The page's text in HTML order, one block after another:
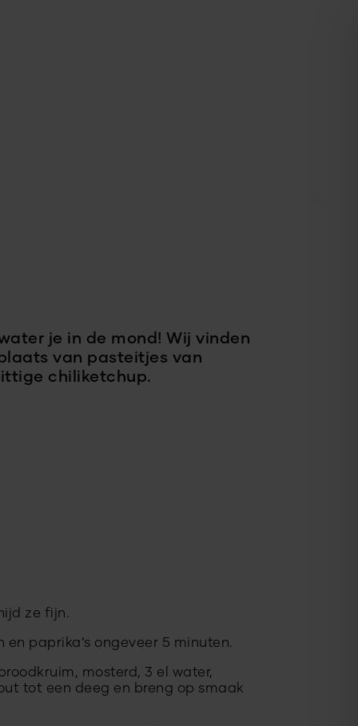
je in de mond! Wij vinden
van pasteitjes van
chiliketchup.
ze fijn.
paprika’s ongeveer 5 minuten.
mosterd, 3 el water,
tot een deeg en breng op smaak